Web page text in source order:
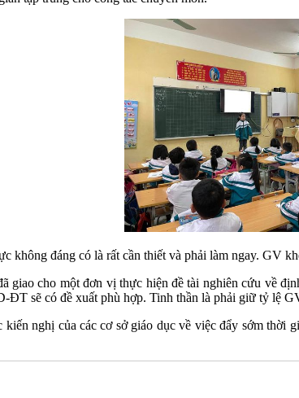
không đáng có là rất cần thiết và phải làm ngay. GV
giao cho một đơn vị thực hiện đề tài nghiên cứu về
ĐT sẽ có đề xuất phù hợp. Tinh thần là phải giữ tỷ lệ
nghị của các cơ sở giáo dục về việc đẩy sớm